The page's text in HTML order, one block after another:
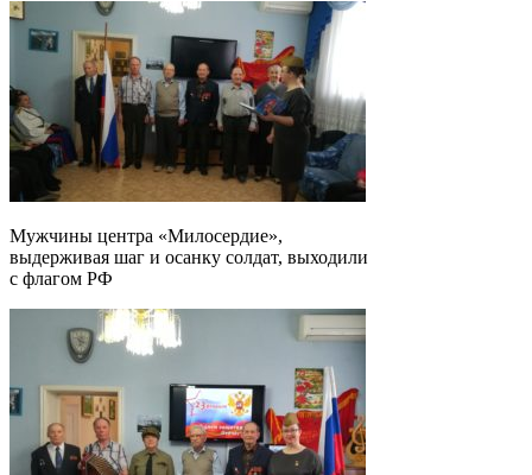
Мужчины центра «Милосердие»,
выдерживая шаг и осанку солдат, выходили
с флагом РФ